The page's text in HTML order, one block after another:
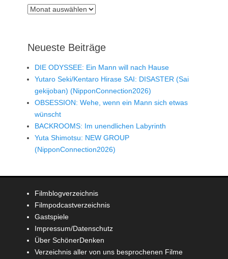
Archiv
Neueste Beiträge
DIE ODYSSEE: Ein Mann will nach Hause
Yutaro Seki/Kentaro Hirase SAI: DISASTER (Sai
gekijoban) (NipponConnection2026)
OBSESSION: Wehe, wenn ein Mann sich etwas
wünscht
BACKROOMS: Im unendlichen Labyrinth
Yuta Shimotsu: NEW GROUP
(NipponConnection2026)
Filmblogverzeichnis
Filmpodcastverzeichnis
Gastspiele
Impressum/Datenschutz
Über SchönerDenken
Verzeichnis aller von uns besprochenen Filme